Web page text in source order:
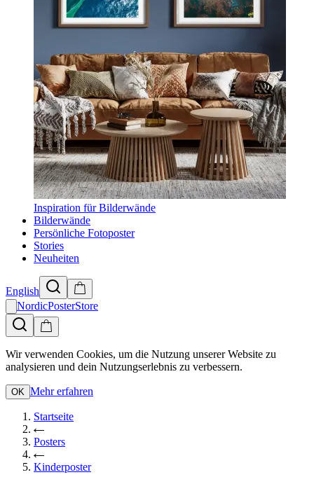
Inspiration für Bilderwände
Bilderwände
Persönliche Fotoposter
Stories
Neuheiten
English
NordicPosterStore
Wir verwenden Cookies, um die Nutzung unserer Website zu
analysieren und dein Nutzungserlebnis zu verbessern.
OK Mehr erfahren
Startseite
Posters
Kinderposter